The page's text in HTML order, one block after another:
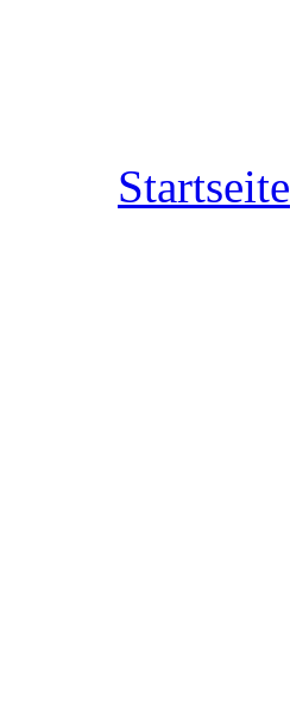
Startseite